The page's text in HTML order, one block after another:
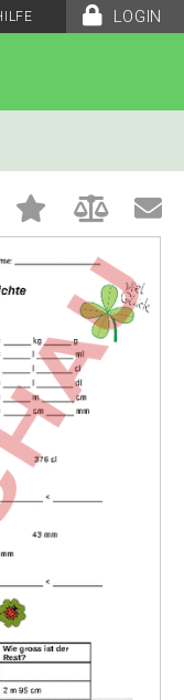
LOGIN